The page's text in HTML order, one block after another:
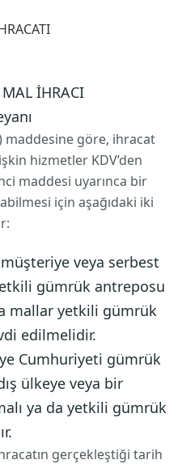
İHRACI
maddesine göre, ihracat
hizmetler KDV’den
maddesi uyarınca bir
için aşağıdaki iki
veya serbest
gümrük antreposu
mallar yetkili gümrük
edilmelidir.
Cumhuriyeti gümrük
ülkeye veya bir
ya da yetkili gümrük
gerçekleştiği tarih